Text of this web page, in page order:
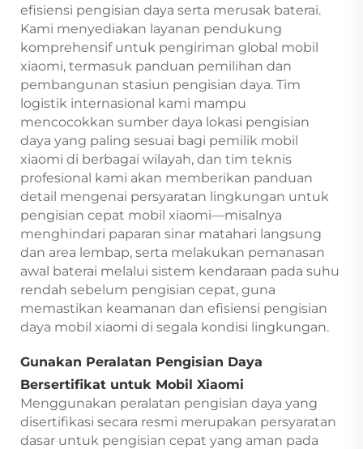
efisiensi pengisian daya serta merusak baterai.
Kami menyediakan layanan pendukung
komprehensif untuk pengiriman global mobil
xiaomi, termasuk panduan pemilihan dan
pembangunan stasiun pengisian daya. Tim
logistik internasional kami mampu
mencocokkan sumber daya lokasi pengisian
daya yang paling sesuai bagi pemilik mobil
xiaomi di berbagai wilayah, dan tim teknis
profesional kami akan memberikan panduan
detail mengenai persyaratan lingkungan untuk
pengisian cepat mobil xiaomi—misalnya
menghindari paparan sinar matahari langsung
dan area lembap, serta melakukan pemanasan
awal baterai melalui sistem kendaraan pada suhu
rendah sebelum pengisian cepat, guna
memastikan keamanan dan efisiensi pengisian
daya mobil xiaomi di segala kondisi lingkungan.
Gunakan Peralatan Pengisian Daya
Bersertifikat untuk Mobil Xiaomi
Menggunakan peralatan pengisian daya yang
disertifikasi secara resmi merupakan persyaratan
dasar untuk pengisian cepat yang aman pada